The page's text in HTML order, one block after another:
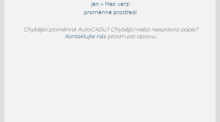
jen v Mac verzi
proměnné prostředí
Chybějící proměnná AutoCADu? Chybějící nebo nesprávný popis?
Kontaktujte násprosím pro opravu.